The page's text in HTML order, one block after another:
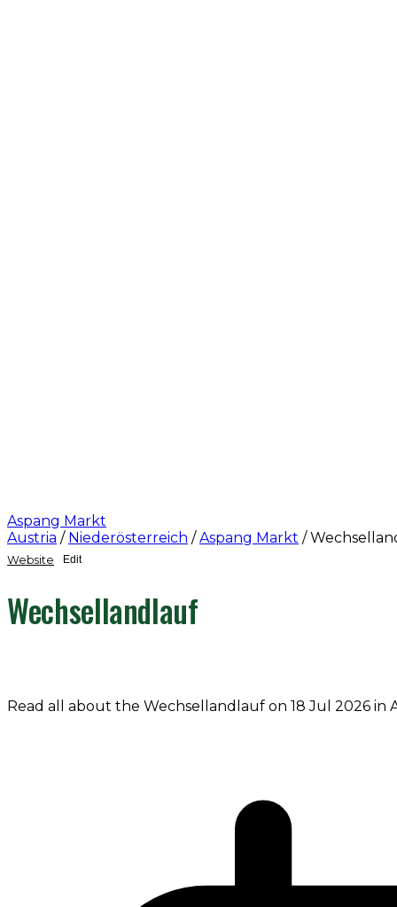
Aspang Markt
Austria / Niederösterreich / Aspang Markt /
Website Edit
Wechsellandlauf
Read all about the Wechsellandlauf on 18 Jul 2026 in